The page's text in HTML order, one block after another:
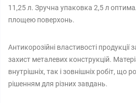
11,25 л. Зручна упаковка 2,5 л
площею поверхонь.
Антикорозійні властивості продукції
захист металевих конструкцій.
внутрішніх, так і зовнішніх робіт, що
рішенням для різних завдань.